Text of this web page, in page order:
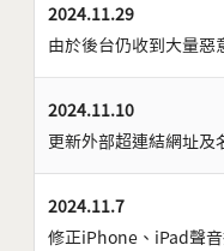
2024.11.29
由於後台仍收到大量惡
2024.11.10
更新外部超連結網址及
2024.11.7
修正iPhone、iPad聲音